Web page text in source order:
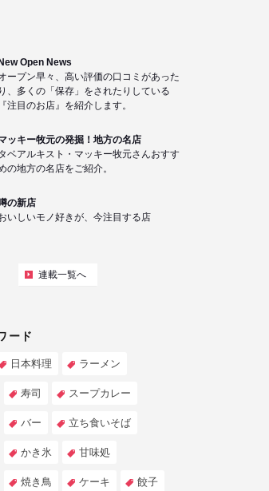
New Open News
ープン早々、高い評価の口コミがあった
り、多くの「保存」をされたりしている
『注目のお店』を紹介します。
ッキー牧元の発掘！地方の名店
ベアルキスト・マッキー牧元さんおすす
の地方の名店をご紹介。
の新店
いしいモノ好きが、今注目する店
連載一覧へ
ード
日本料理 ラーメン
寿司 スープカレー
バー 立ち食いそば
かき氷 甘味処
焼き鳥 ケーキ 餃子